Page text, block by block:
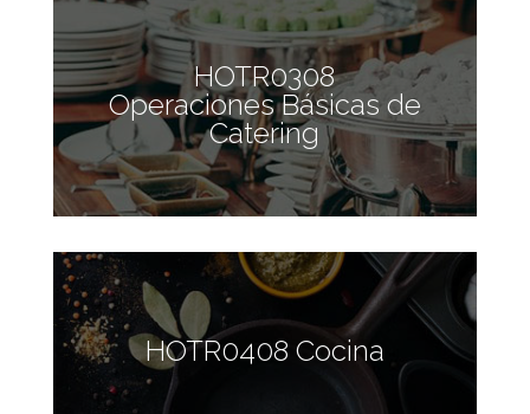
HOTR0308
Operaciones Básicas de
Catering
HOTR0408 Cocina